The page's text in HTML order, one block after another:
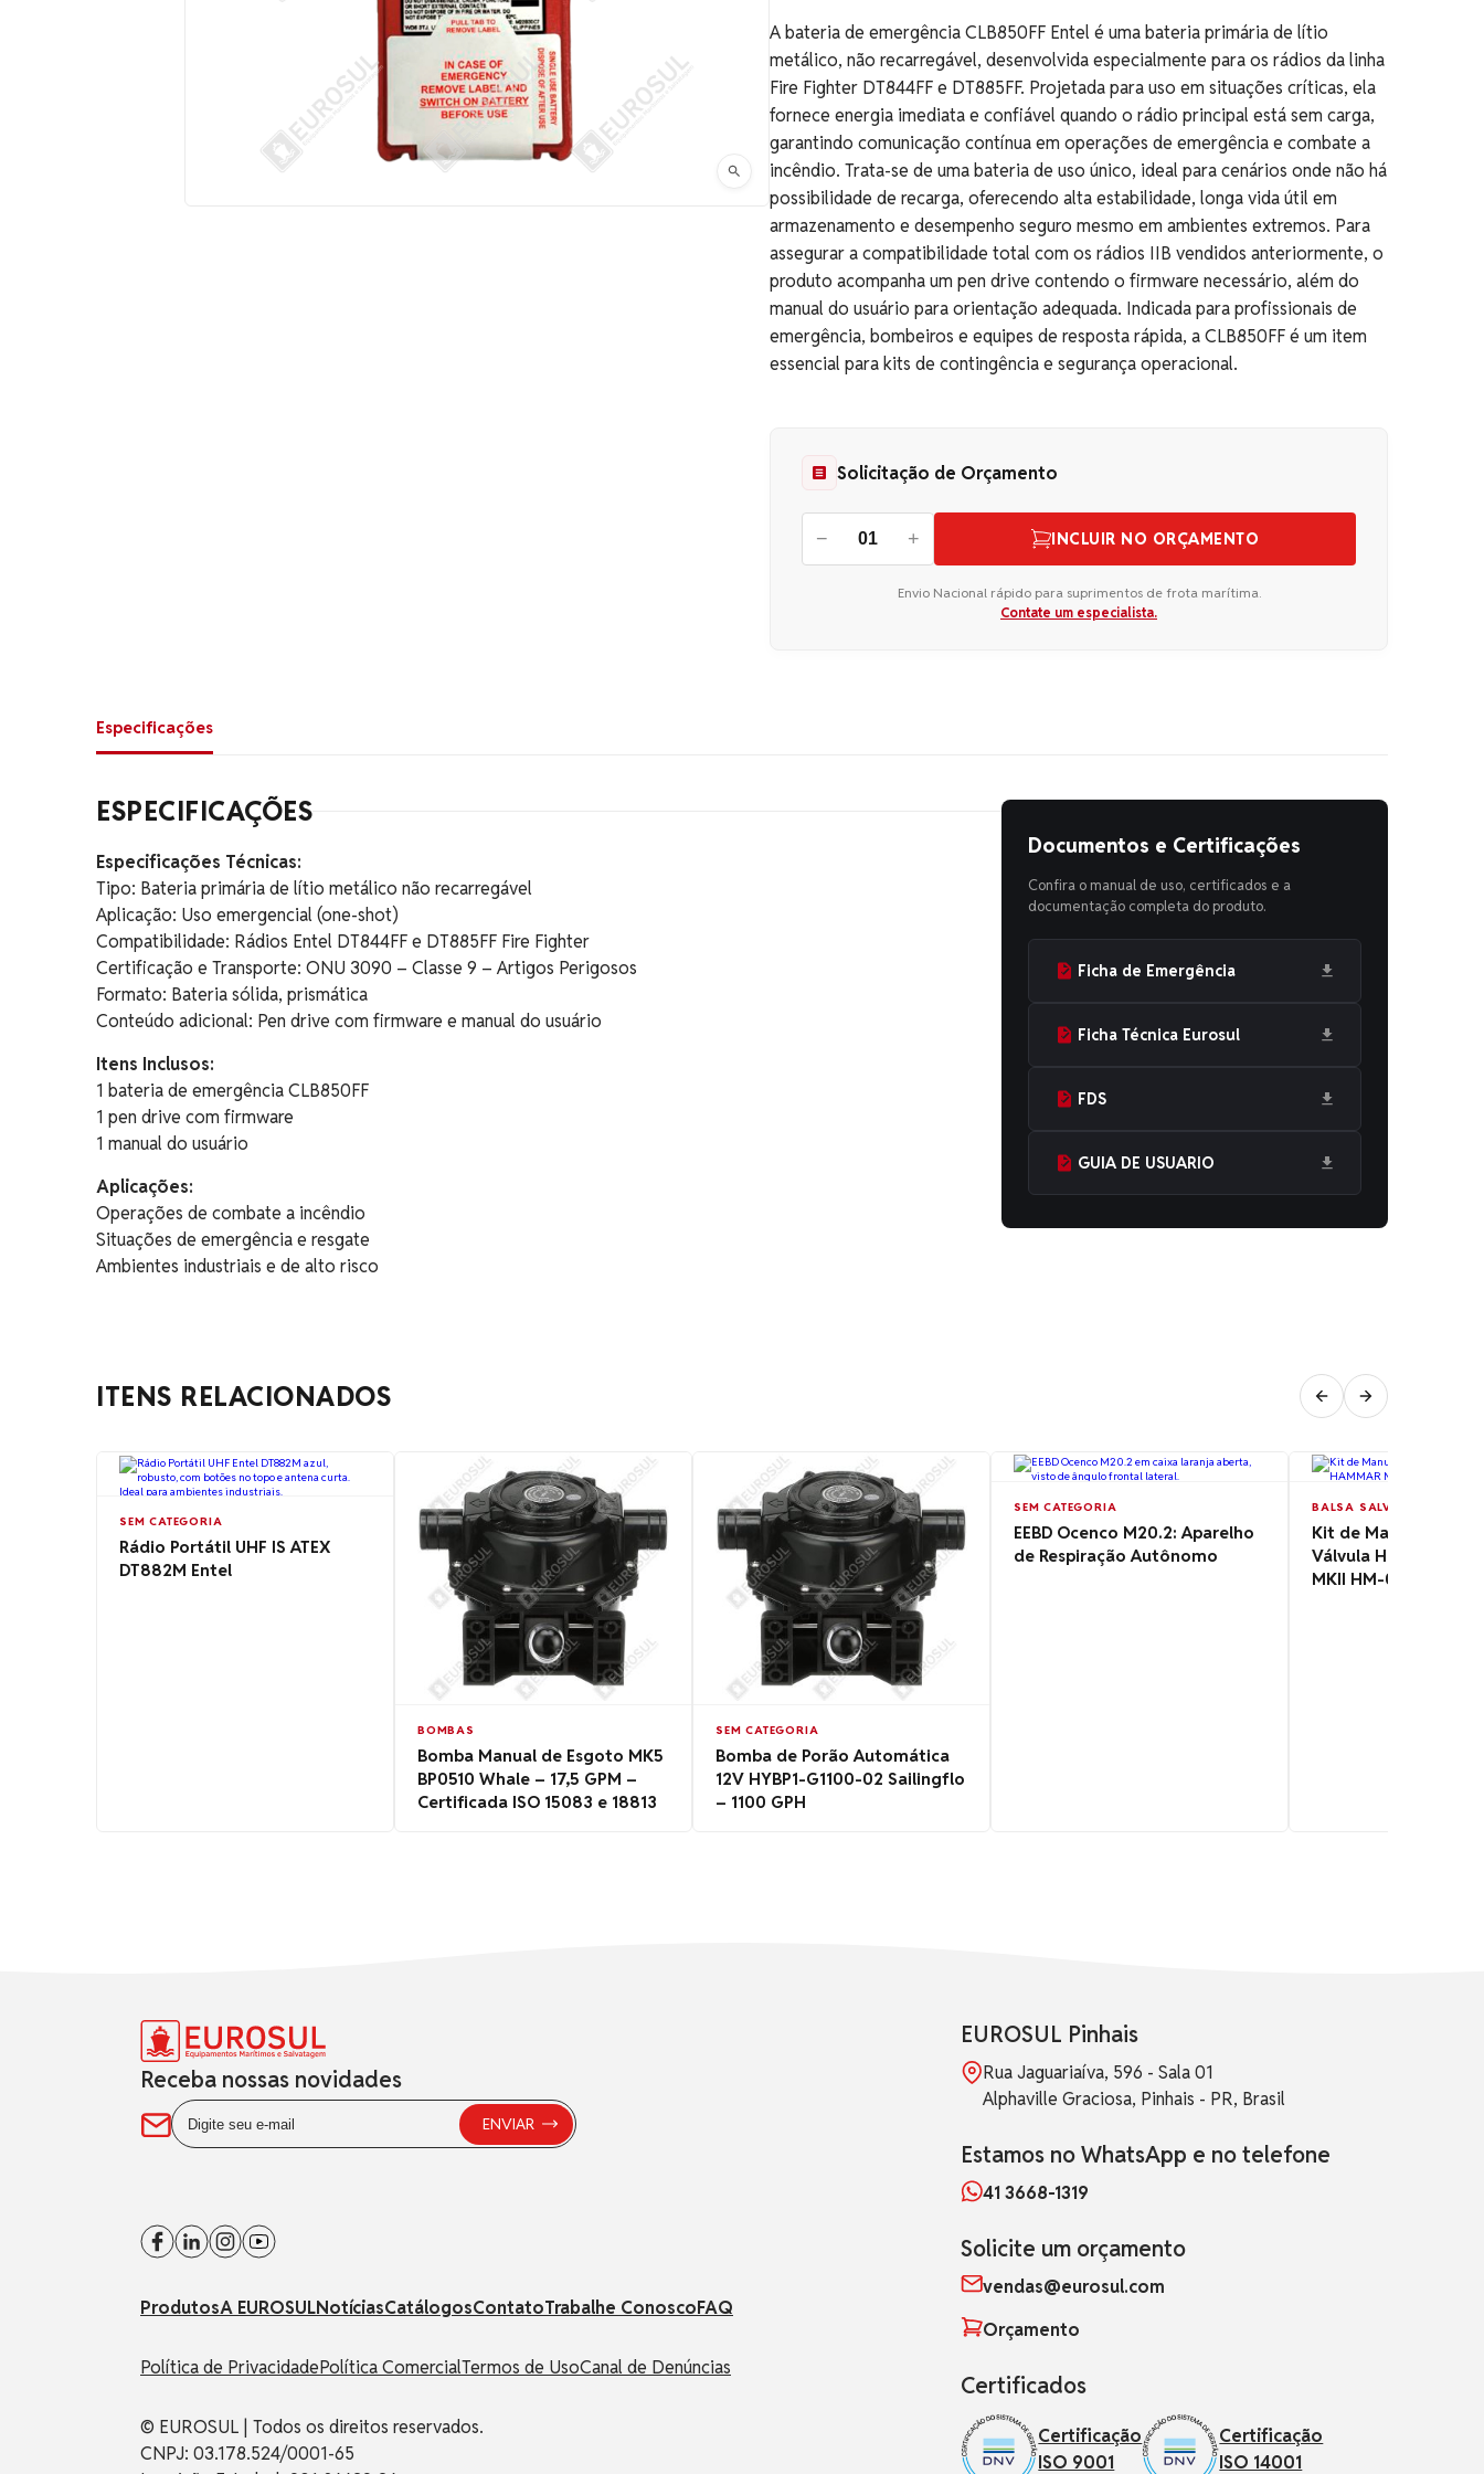
A bateria de emergência CLB850FF Entel é uma bateria primária de lítio
metálico, não recarregável, desenvolvida especialmente para os rádios da linha
Fire Fighter DT844FF e DT885FF. Projetada para uso em situações críticas, ela
fornece energia imediata e confiável quando o rádio principal está sem carga,
garantindo comunicação contínua em operações de emergência e combate a
incêndio. Trata-se de uma bateria de uso único, ideal para cenários onde não há
possibilidade de recarga, oferecendo alta estabilidade, longa vida útil em
armazenamento e desempenho seguro mesmo em ambientes extremos. Para
assegurar a compatibilidade total com os rádios IIB vendidos anteriormente, o
produto acompanha um pen drive contendo o firmware necessário, além do
manual do usuário para orientação adequada. Indicada para profissionais de
emergência, bombeiros e equipes de resposta rápida, a CLB850FF é um item
essencial para kits de contingência e segurança operacional.
Solicitação de Orçamento
− + INCLUIR NO ORÇAMENTO
Envio Nacional rápido para suprimentos de frota marítima.
Contate um especialista.
Especificações
ESPECIFICAÇÕES
Especificações Técnicas:
Tipo: Bateria primária de lítio metálico não recarregável
Aplicação: Uso emergencial (one-shot)
Compatibilidade: Rádios Entel DT844FF e DT885FF Fire Fighter
Certificação e Transporte: ONU 3090 – Classe 9 – Artigos Perigosos
Formato: Bateria sólida, prismática
Conteúdo adicional: Pen drive com firmware e manual do usuário
Itens Inclusos:
1 bateria de emergência CLB850FF
1 pen drive com firmware
1 manual do usuário
Aplicações:
Operações de combate a incêndio
Situações de emergência e resgate
Ambientes industriais e de alto risco
Documentos e Certificações
Confira o manual de uso, certificados e a
documentação completa do produto.
Ficha de Emergência
Ficha Técnica Eurosul
FDS
GUIA DE USUARIO
ITENS RELACIONADOS
SEM CATEGORIA
Rádio Portátil UHF IS ATEX
DT882M Entel
BOMBAS
Bomba Manual de Esgoto MK5
BP0510 Whale – 17,5 GPM –
Certificada ISO 15083 e 18813
SEM CATEGORIA
Bomba de Porão Automática
12V HYBP1-G1100-02 Sailingflo
– 1100 GPH
SEM CATEGORIA
EEBD Ocenco M20.2: Aparelho
de Respiração Autônomo
BALSA SALVA VIDAS E
Kit de Manutenção
Válvula Hidrostática
MKII HM-0630
Receba nossas novidades
EUROSUL Pinhais
Rua Jaguariaíva, 596 - Sala 01
Alphaville Graciosa, Pinhais - PR, Brasil
Estamos no WhatsApp e no telefone
41 3668-1319
Solicite um orçamento
vendas@eurosul.com
Orçamento
Certificados
Certificação
ISO 9001
Certificação
ISO 14001
ProdutosA EUROSULNotíciasCatálogosContatoTrabalhe ConoscoFAQ
Política de PrivacidadePolítica ComercialTermos de UsoCanal de Denúncias
© EUROSUL | Todos os direitos reservados.
CNPJ: 03.178.524/0001-65